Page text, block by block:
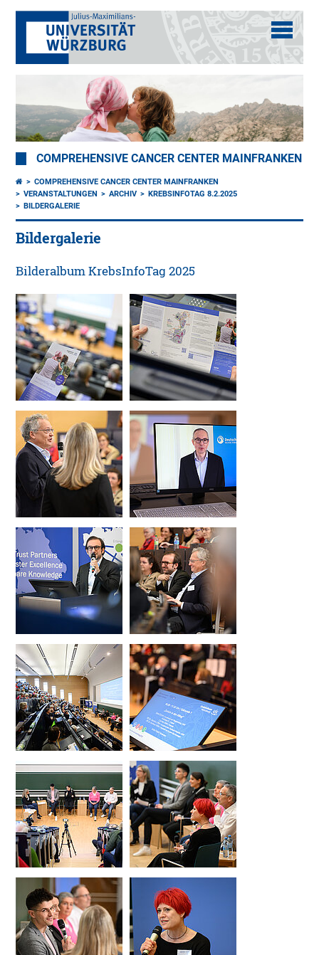
COMPREHENSIVE CANCER CENTER MAINFRANKEN
COMPREHENSIVE CANCER CENTER MAINFRANKEN
VERANSTALTUNGEN
ARCHIV
KREBSINFOTAG 8.2.2025
BILDERGALERIE
Bildergalerie
Bilderalbum KrebsInfoTag 2025